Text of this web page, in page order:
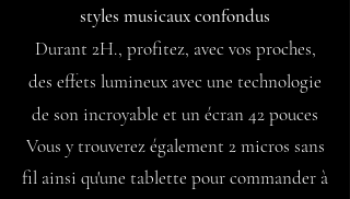
styles musicaux confondus
Durant 2H., profitez, avec vos proches,
des effets lumineux avec une technologie
de son incroyable et un écran 42 pouces
Vous y trouverez également 2 micros sans
fil ainsi qu'une tablette pour commander à